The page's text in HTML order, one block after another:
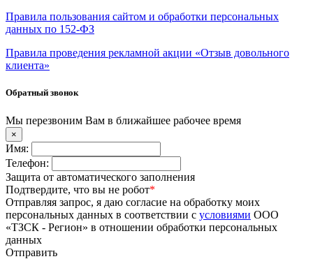
Правила пользования сайтом и обработки персональных
данных по 152-ФЗ
Правила проведения рекламной акции «Отзыв довольного
клиента»
Обратный звонок
Мы перезвоним Вам в ближайшее рабочее время
×
Имя:
Телефон:
Защита от автоматического заполнения
Подтвердите, что вы не робот*
Отправляя запрос, я даю согласие на обработку моих
персональных данных в соответствии с условиями ООО
«ТЗСК - Регион» в отношении обработки персональных
данных
Отправить